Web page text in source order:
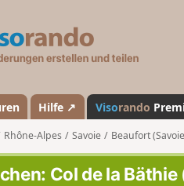
a
n
d
o
Hilfe ↗ Visorando
Rhône-Alpes Savoie Beaufort
Col de la Bäthie